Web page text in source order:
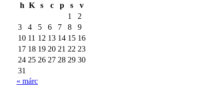
h K s c p s
v
1
2
3
4 5 6 7 8
9
10 11 12 13 14 15 16
17 18 19 20 21 22 23
24 25 26 27 28 29 30
31
« márc